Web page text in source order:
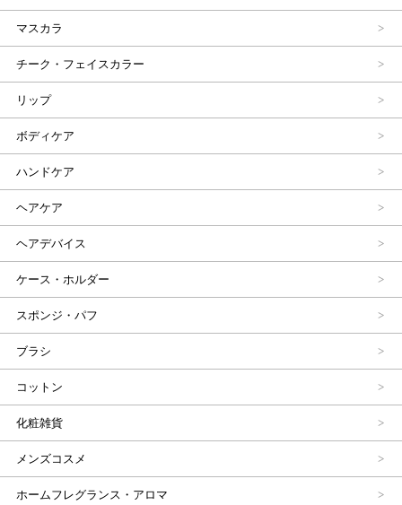
マスカラ
チーク・フェイスカラー
リップ
ボディケア
ハンドケア
ヘアケア
ヘアデバイス
ケース・ホルダー
スポンジ・パフ
ブラシ
コットン
化粧雑貨
メンズコスメ
ホームフレグランス・アロマ